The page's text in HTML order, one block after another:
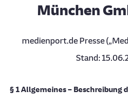
München
medienport.de Presse
Stand:
§ 1 Allgemeines – Beschreibung